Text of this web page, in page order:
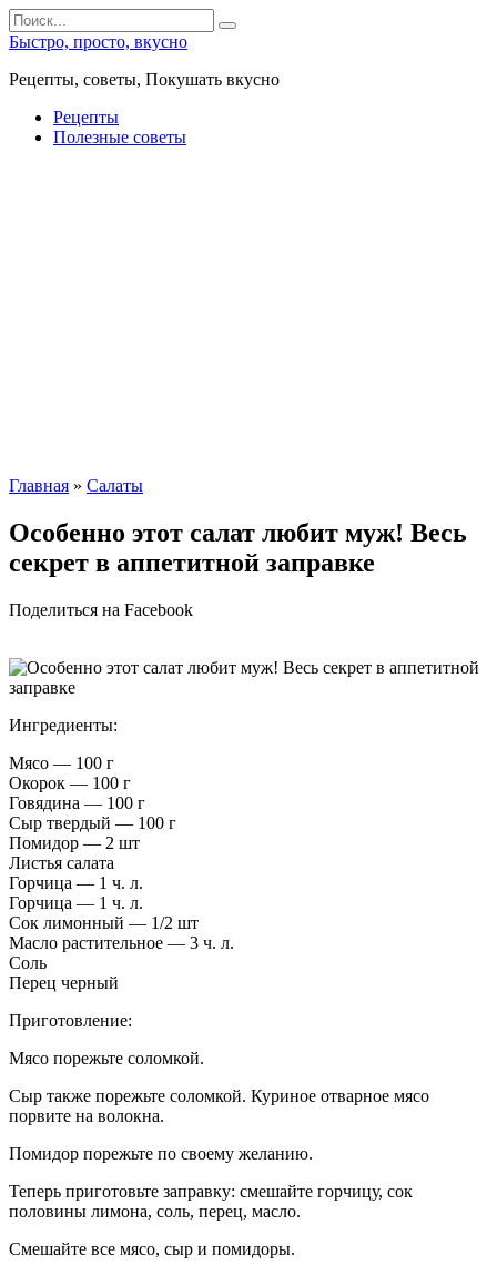
Перейти
к
контенту
Search
for:
Быстро, просто, вкусно
Рецепты, советы, Покушать вкусно
Рецепты
Полезные советы
Главная » Салаты
Особенно этот салат любит муж! Весь
секрет в аппетитной заправке
Поделиться на Facebook
Ингредиенты:
Мясо — 100 г
Окорок — 100 г
Говядина — 100 г
Сыр твердый — 100 г
Помидор — 2 шт
Листья салата
Горчица — 1 ч. л.
Горчица — 1 ч. л.
Сок лимонный — 1/2 шт
Масло растительное — 3 ч. л.
Соль
Перец черный
Приготовление:
Мясо порежьте соломкой.
Сыр также порежьте соломкой. Куриное отварное мясо
порвите на волокна.
Помидор порежьте по своему желанию.
Теперь приготовьте заправку: смешайте горчицу, сок
половины лимона, соль, перец, масло.
Смешайте все мясо, сыр и помидоры.